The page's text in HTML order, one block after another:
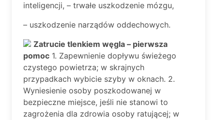
inteligencji, – trwałe uszkodzenie mózgu,
– uszkodzenie narządów oddechowych.
Zatrucie tlenkiem węgla – pierwsza
pomoc 1. Zapewnienie dopływu świeżego
czystego powietrza; w skrajnych
przypadkach wybicie szyby w oknach. 2.
Wyniesienie osoby poszkodowanej w
bezpieczne miejsce, jeśli nie stanowi to
zagrożenia dla zdrowia osoby ratującej; w